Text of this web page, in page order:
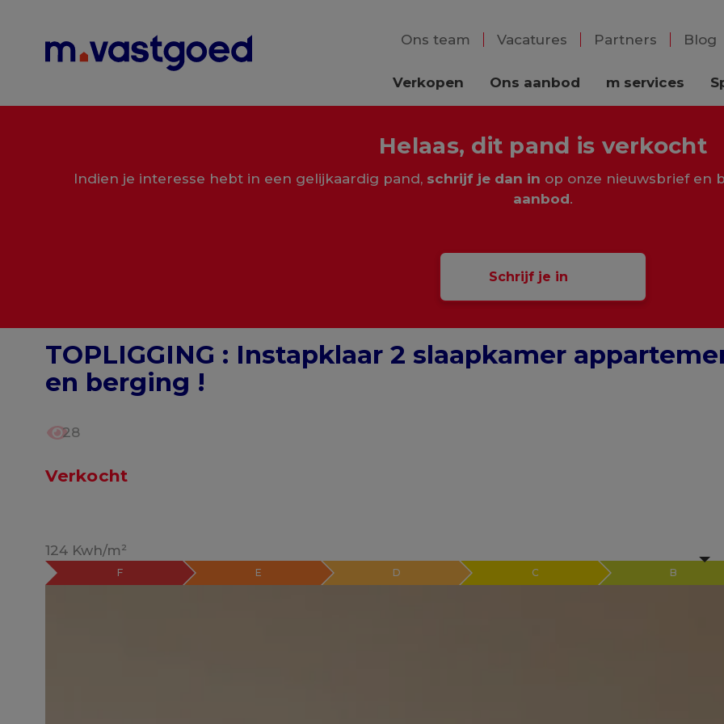
Ons team
Vacatures Partners Blog
Verkopen Ons aanbod m services
Helaas, dit pand is verkocht
Indien je interesse hebt in een gelijkaardig pand, schrijf je dan in op onze nieuwsbrief en
aanbod.
Schrijf je in
TOPLIGGING : Instapklaar 2 slaapkamer
en berging !
28
Verkocht
124 Kwh/m²
F E D C B